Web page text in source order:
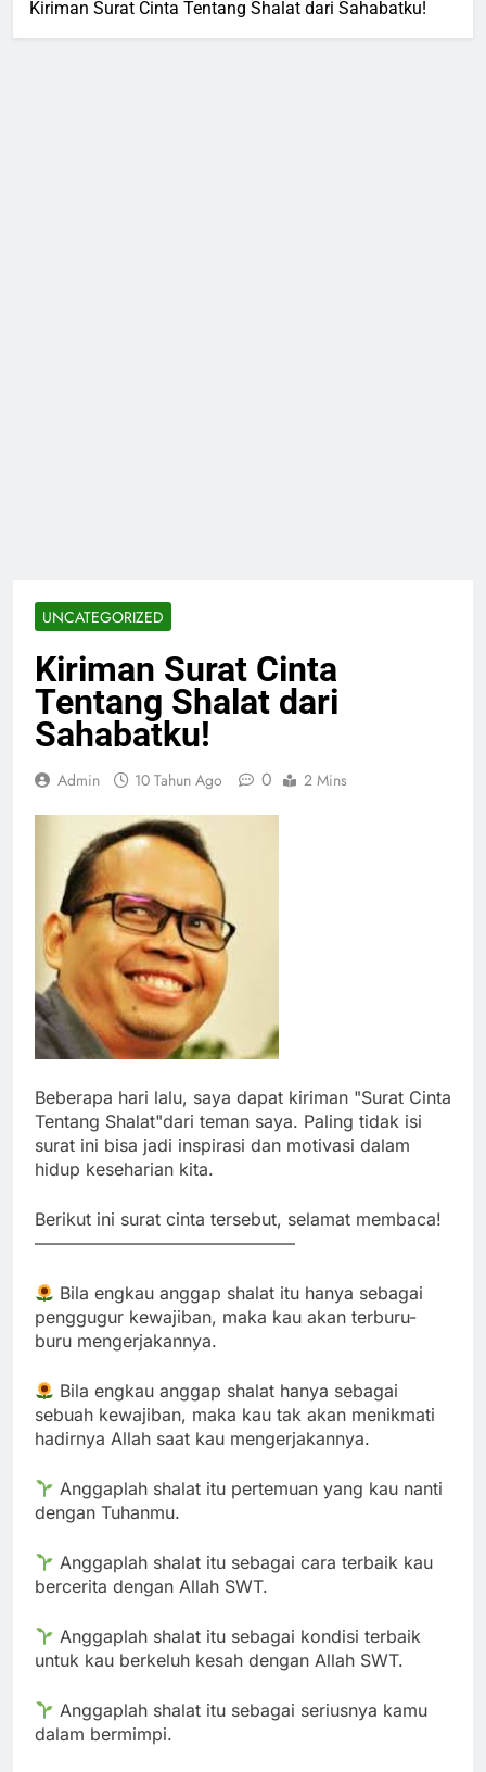
Kiriman Surat Cinta Tentang Shalat dari Sahabatku!
UNCATEGORIZED
Kiriman Surat Cinta
Tentang Shalat dari
Sahabatku!
Admin 10 Tahun Ago 0 2 Mins
Beberapa hari lalu, saya dapat kiriman "Surat Cinta
Tentang Shalat"dari teman saya. Paling tidak isi
surat ini bisa jadi inspirasi dan motivasi dalam
hidup keseharian kita.
Berikut ini surat cinta tersebut, selamat membaca!
———————————————
Bila engkau anggap shalat itu hanya sebagai
penggugur kewajiban, maka kau akan terburu-
buru mengerjakannya.
Bila engkau anggap shalat hanya sebagai
sebuah kewajiban, maka kau tak akan menikmati
hadirnya Allah saat kau mengerjakannya.
Anggaplah shalat itu pertemuan yang kau nanti
dengan Tuhanmu.
Anggaplah shalat itu sebagai cara terbaik kau
bercerita dengan Allah SWT.
Anggaplah shalat itu sebagai kondisi terbaik
untuk kau berkeluh kesah dengan Allah SWT.
Anggaplah shalat itu sebagai seriusnya kamu
dalam bermimpi.